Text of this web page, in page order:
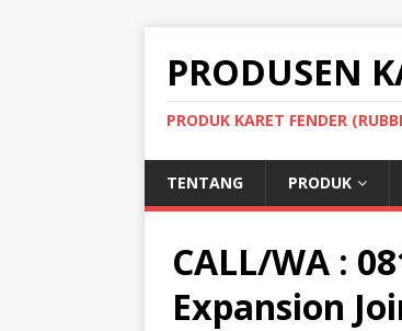
PRODUSEN
PRODUK KARET FENDER
TENTANG PRODUK
CALL/WA :
Expansion